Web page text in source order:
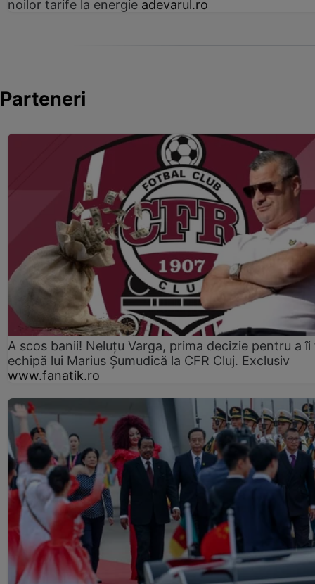
noilor tarife la energie adevarul.ro
Parteneri
A scos banii! Neluțu Varga, prima decizie pentru a îi
echipă lui Marius Șumudică la CFR Cluj. Exclusiv
www.fanatik.ro